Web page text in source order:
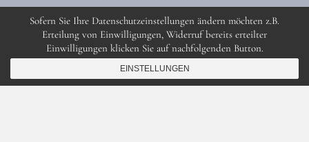
Copyright 2025 anne gallwé beauty
Sofern Sie Ihre Datenschutzeinstellungen ändern möchten z.B.
Erteilung von Einwilligungen, Widerruf bereits erteilter
Einwilligungen klicken Sie auf nachfolgenden Button.
EINSTELLUNGEN